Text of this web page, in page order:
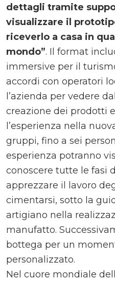
dettagli tramite
visualizzare il
riceverlo a casa in
mondo”. Il format
immersive per il
accordi con operatori
l’azienda per vedere
creazione dei prodotti
l’esperienza nella
gruppi, fino a sei
esperienza potranno
conoscere tutte le fasi
apprezzare il lavoro
cimentarsi, sotto la
artigiano nella
manufatto.
bottega per un
personalizzato.
Nel cuore mondiale